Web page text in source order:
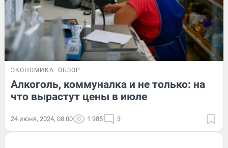
ЭКОНОМИКА ОБЗОР
Алкоголь, коммуналка и не только: на
что вырастут цены в июле
24 июня, 2024, 08:00 1 985 3